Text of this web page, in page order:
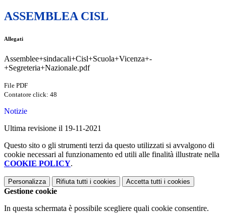
ASSEMBLEA CISL
Allegati
Assemblee+sindacali+Cisl+Scuola+Vicenza+-
+Segreteria+Nazionale.pdf
File PDF
Contatore click: 48
Notizie
Ultima revisione il 19-11-2021
Questo sito o gli strumenti terzi da questo utilizzati si avvalgono di
cookie necessari al funzionamento ed utili alle finalità illustrate nella
COOKIE POLICY.
Personalizza Rifiuta tutti i cookies Accetta tutti i cookies
Gestione cookie
In questa schermata è possibile scegliere quali cookie consentire.